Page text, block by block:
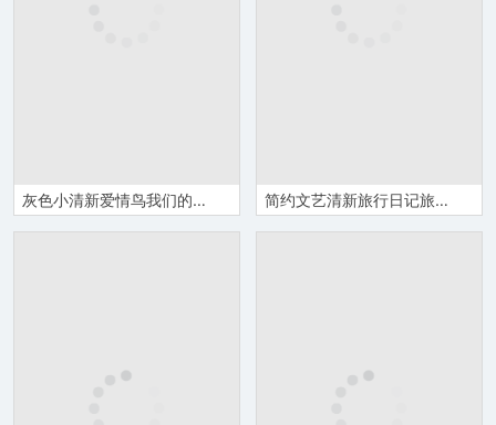
灰色小清新爱情鸟我们的故事恋爱过程PPT模板 简约文艺清新旅行日记旅行电子纪念相册PPT模板